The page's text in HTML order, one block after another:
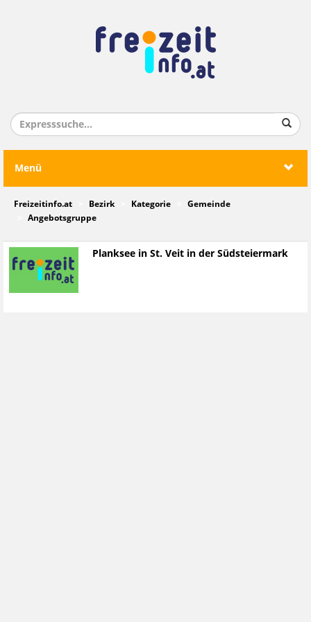
Menü
Freizeitinfo.at Bezirk Kategorie
Gemeinde
Angebotsgruppe
Planksee in St. Veit in der Südsteiermark